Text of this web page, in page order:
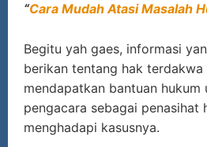
“Cara Mudah Atasi Masalah
Begitu yah gaes, informasi
berikan tentang hak terdakwa
mendapatkan bantuan
pengacara sebagai penasihat
menghadapi kasusnya.